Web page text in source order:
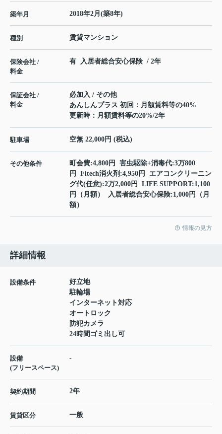
築年月 2018年2月(築8年)
種別 賃貸マンション
保険会社 /
料金
有 入居者総合安心保険 / 2年
保証会社 /
料金
必加入 / その他
あんしんプラス 初回：月額賃料等の40%
更新時：月額賃料等の20%/2年
駐車場 空無 22,000円 (税込)
その他条件
町会費:4,800円 害虫駆除+消毒代:3万800
円 Fitech消火剤:4,950円 エアコンクリーニン
グ代(任意):2万2,000円 LIFE SUPPORT:1,100
円（月額） 入居者総合安心保険:1,000円（月
額）
情報の見方
詳細情報
設備条件
好立地
駐輪場
インターネット対応
オートロック
防犯カメラ
24時間ゴミ出し可
設備
(フリースペース)
-
契約期間 2年
賃貸区分 一般